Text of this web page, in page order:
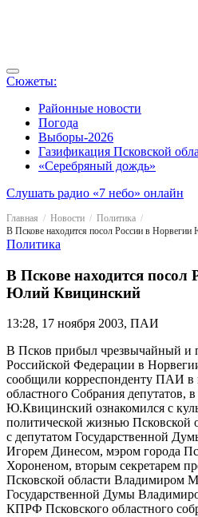
Сюжеты:
Районные новости
Погода
Выборы-2026
Газификация Псковской
«Серебряный дождь»
Слушать радио «7 небо» онлайн
Главная Новости
Политика
В Пскове находится посол России в
Политика
В Пскове находится посол
Юлий Квицинский
13:28, 17 ноября 2003, ПАИ
В Псков прибыл чрезвычайный и
Российской Федерации в
сообщили корреспонденту ПАИ в
областного Собрания депутатов, в
Ю.Квицинский ознакомился с
политической жизнью Псковской
с депутатом Государственной
Игорем Динесом, мэром города
Хороненом, вторым секретарем
Псковской области Владимиром
Государственной Думы
КПРФ Псковского областного